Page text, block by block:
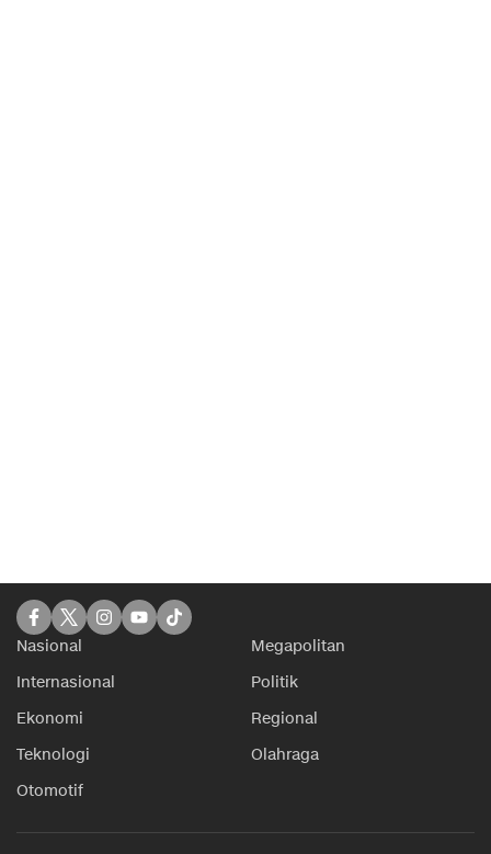
Nasional
Megapolitan
Internasional
Politik
Ekonomi
Regional
Teknologi
Olahraga
Otomotif